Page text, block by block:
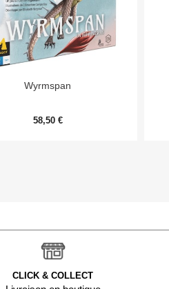
Aperçu rapide
Wyrmspan
58,50 €
CLICK & COLLECT